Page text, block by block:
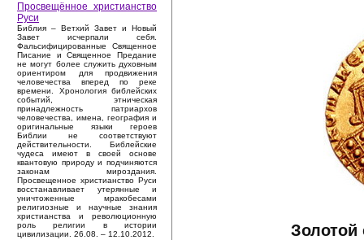
Просвещённое христианство
Руси
Библия – Ветхий Завет и Новый
Завет исчерпали себя.
Фальсифицированные Священное
Писание и Священное Предание
не могут более служить духовным
ориентиром для продвижения
человечества вперед по реке
времени. Хронология библейских
событий, этническая
принадлежность патриархов
человечества, имена, география и
оригинальные языки героев
Библии не соответствуют
действительности. Библейские
чудеса имеют в своей основе
квантовую природу и подчиняются
законам мироздания.
Просвещенное христианство Руси
восстанавливает утерянные и
уничтоженные мракобесами
религиозные и научные знания
христианства и революционную
роль религии в истории
цивилизации. 26.08. – 12.10.2012.